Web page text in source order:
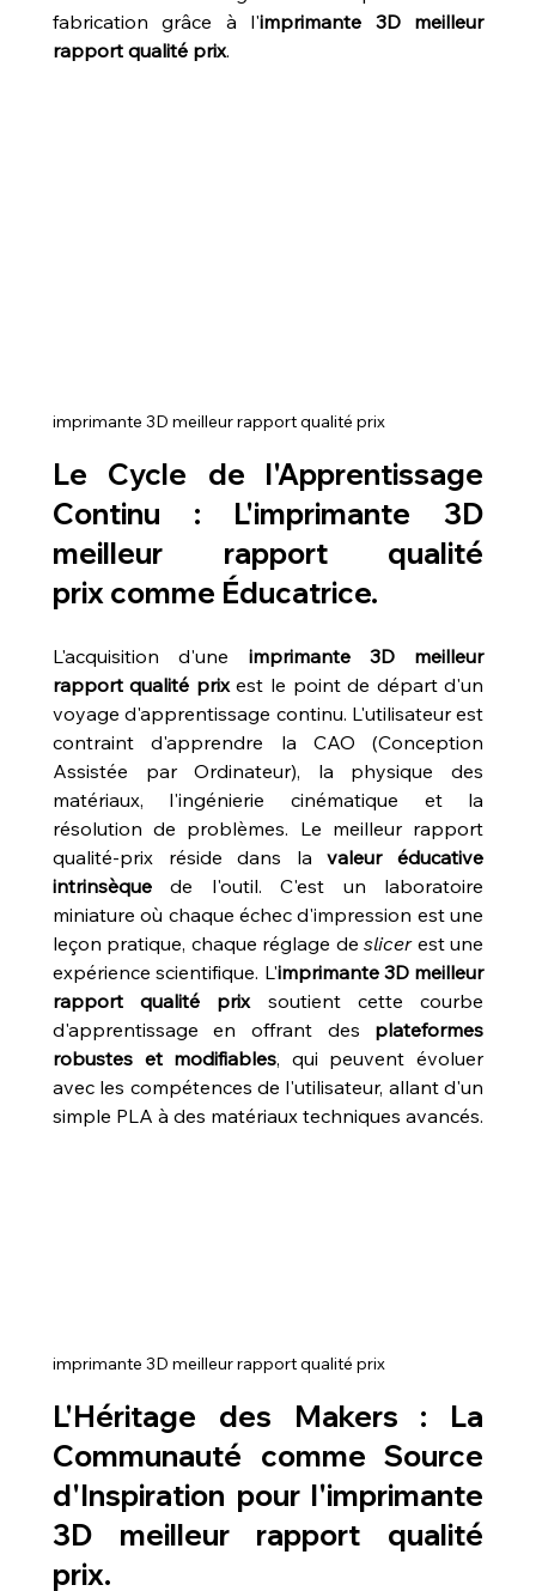
fabrication grâce à l'imprimante 3D meilleur
rapport qualité prix.
imprimante 3D meilleur rapport qualité prix
Le Cycle de l'Apprentissage
Continu : L'imprimante 3D
meilleur rapport qualité
prix comme Éducatrice.
L'acquisition d'une imprimante 3D meilleur
rapport qualité prix est le point de départ d'un
voyage d'apprentissage continu. L'utilisateur est
contraint d'apprendre la CAO (Conception
Assistée par Ordinateur), la physique des
matériaux, l'ingénierie cinématique et la
résolution de problèmes. Le meilleur rapport
qualité-prix réside dans la valeur éducative
intrinsèque de l'outil. C'est un laboratoire
miniature où chaque échec d'impression est une
leçon pratique, chaque réglage de slicer est une
expérience scientifique. L'imprimante 3D meilleur
rapport qualité prix soutient cette courbe
d'apprentissage en offrant des plateformes
robustes et modifiables, qui peuvent évoluer
avec les compétences de l'utilisateur, allant d'un
simple PLA à des matériaux techniques avancés.
imprimante 3D meilleur rapport qualité prix
L'Héritage des Makers : La
Communauté comme Source
d'Inspiration pour l'imprimante
3D meilleur rapport qualité
prix.